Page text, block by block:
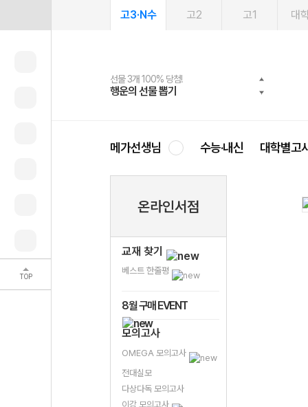
TOP
고3·N수 고2 고1 대
선물 3개 100% 당첨!
행운의 선물 뽑기
선물 100% 증정!
메가스터디 X 올리브
여름방학 스터디 캐시백
메가런 썸머스쿨
2027 러셀 단과
강사 공개선발
스마트러닝앱
설문 EVENT
메가패스
3일 무료 체험권
메가패스 수강생 무료혜택!
메가클럽 멤버십
사회공헌 캠페인
희망이룸 메가나눔
메가선생님 수능·내신 대학별고
온라인서점
교재 찾기
베스트 한줄평
8월 구매 EVENT
모의고사
OMEGA 모의고사
전대실모
다상다독 모의고사
이감 모의고사